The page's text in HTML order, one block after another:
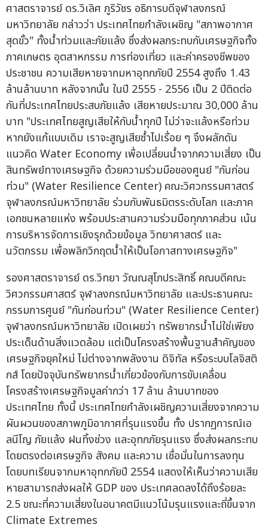
ศาสตราจารย์ ดร.วิเลิศ ภูริวัชร อธิการบดีจุฬาลงกรณ์
มหาวิทยาลัย กล่าวว่า ประเทศไทยกำลังเผชิญ "สภาพอากาศ
สุดขั้ว" ทั้งน้ำท่วมและภัยแล้ง ซึ่งส่งผลกระทบกับเศรษฐกิจทั้ง
ภาคเกษตร อุตสาหกรรม การท่องเที่ยว และค่าครองชีพของ
ประชาชน ความเสียหายจากมหาอุทกภัยปี 2554 สูงถึง 1.43
ล้านล้านบาท หลังจากนั้น ในปี 2555 - 2556 เป็น 2 ปีติดต่อ
กันที่ประเทศไทยประสบภัยแล้ง เสียหายประมาณ 30,000 ล้าน
บาท "ประเทศไทยสูญเสียให้กับน้ำทุกปี ไม่ว่าจะแล้งหรือท่วม
หากยังแก้แบบเดิม เราจะสูญเสียซ้ำไปเรื่อย ๆ จึงผลักดัน
แนวคิด Water Economy เพื่อเปลี่ยนน้ำจากความเสี่ยง เป็น
สินทรัพย์ทางเศรษฐกิจ ด้วยความร่วมมือของศูนย์ "กันก่อน
ท่วม" (Water Resilience Center) คณะวิศวกรรมศาสตร์
จุฬาลงกรณ์มหาวิทยาลัย ร่วมกับพันธมิตรระดับโลก และภาค
เอกชนหลายแห่ง พร้อมประสานความร่วมมือทุกภาคส่วน เน้น
การบริหารจัดการเชิงรุกด้วยข้อมูล วิทยาศาสตร์ และ
นวัตกรรม เพื่อพลิกวิกฤตน้ำให้เป็นโอกาสทางเศรษฐกิจ"
รองศาสตราจารย์ ดร.วิทยา วัณณสุโภประสิทธิ์ คณบดีคณะ
วิศวกรรมศาสตร์ จุฬาลงกรณ์มหาวิทยาลัย และประธานคณะ
กรรมการศูนย์ "กันก่อนท่วม" (Water Resilience Center)
จุฬาลงกรณ์มหาวิทยาลัย เปิดเผยว่า ทรัพยากรน้ำไม่ใช่เพียง
ประเด็นด้านสิ่งแวดล้อม แต่เป็นโครงสร้างพื้นฐานสำคัญของ
เศรษฐกิจยุคใหม่ ไม่ต่างจากพลังงาน ดิจิทัล หรือระบบโลจิสติ
กส์ โดยปัจจุบันทรัพยากรน้ำเกี่ยวข้องกับการขับเคลื่อน
โครงสร้างเศรษฐกิจมูลค่ากว่า 17 ล้าน ล้านบาทของ
ประเทศไทย ทั้งนี้ ประเทศไทยกำลังเผชิญความเสี่ยงจากความ
ผันผวนของสภาพภูมิอากาศที่รุนแรงขึ้น ทั้ง ปรากฏการณ์เอ
ลนีโญ ภัยแล้ง ฝนทิ้งช่วง และอุทกภัยรุนแรง ซึ่งส่งผลกระทบ
โดยตรงต่อเศรษฐกิจ สังคม และความ เชื่อมั่นในการลงทุน
โดยบทเรียนจากมหาอุทกภัยปี 2554 แสดงให้เห็นว่าความเสีย
หายสามารถส่งผลให้ GDP ของ ประเทศลดลงได้ถึงร้อยละ
2.5 ขณะที่ความเสี่ยงในอนาคตมีแนวโน้มรุนแรงและถี่ขึ้นจาก
Climate Extremes